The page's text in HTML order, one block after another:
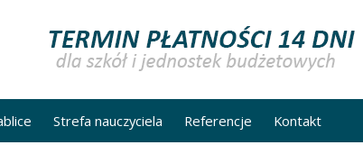
Strefa nauczyciela Referencje Kontakt